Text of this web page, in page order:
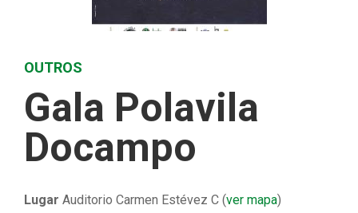
OUTROS
Gala Polavila
Docampo
Lugar Auditorio Carmen Estévez C (ver mapa)